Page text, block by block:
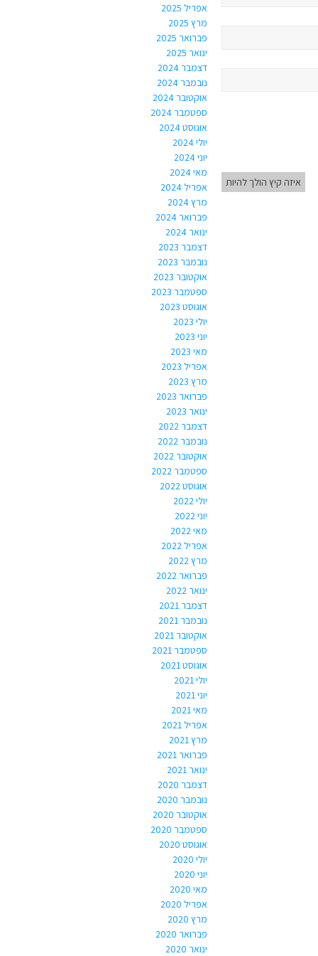
איזה קיץ הולך להיות
אפריל 2025
מרץ 2025
פברואר 2025
ינואר 2025
דצמבר 2024
נובמבר 2024
אוקטובר 2024
ספטמבר 2024
אוגוסט 2024
יולי 2024
יוני 2024
מאי 2024
אפריל 2024
מרץ 2024
פברואר 2024
ינואר 2024
דצמבר 2023
נובמבר 2023
אוקטובר 2023
ספטמבר 2023
אוגוסט 2023
יולי 2023
יוני 2023
מאי 2023
אפריל 2023
מרץ 2023
פברואר 2023
ינואר 2023
דצמבר 2022
נובמבר 2022
אוקטובר 2022
ספטמבר 2022
אוגוסט 2022
יולי 2022
יוני 2022
מאי 2022
אפריל 2022
מרץ 2022
פברואר 2022
ינואר 2022
דצמבר 2021
נובמבר 2021
אוקטובר 2021
ספטמבר 2021
אוגוסט 2021
יולי 2021
יוני 2021
מאי 2021
אפריל 2021
מרץ 2021
פברואר 2021
ינואר 2021
דצמבר 2020
נובמבר 2020
אוקטובר 2020
ספטמבר 2020
אוגוסט 2020
יולי 2020
יוני 2020
מאי 2020
אפריל 2020
מרץ 2020
פברואר 2020
ינואר 2020